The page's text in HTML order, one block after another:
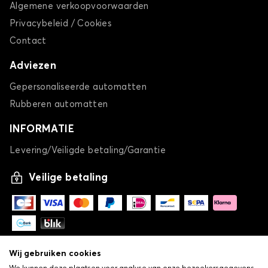
Autohoes voor CHEVROLET ORLANDO
Autohoes voor CHEVROLET SPARK
Algemene verkoopvoorwaarden
Privacybeleid / Cookies
Contact
Adviezen
Gepersonaliseerde automatten
Rubberen automatten
INFORMATIE
Levering/Veiligde betaling/Garantie
Veilige betaling
Wij gebruiken cookies